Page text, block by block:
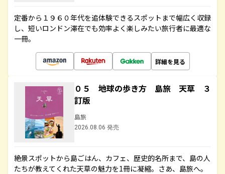
定番から１９６０年代を追体験できるスポットまで幅広く収録
し、短いロンドン滞在でも効率よく楽しみたい旅行者に最適な
一冊。
詳細を見る
０５ 地球の歩き方 島旅 天草 ３
訂版
島旅
2026.08.06 発売
絶景スポットから島ごはん、カフェ、歴史的名所まで、島の人
たちが教えてくれた天草の魅力を1冊に凝縮。さあ、島旅へ。